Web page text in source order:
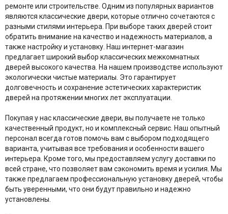
ремонте или строительстве. Одним из популярных вариантов
являются классические двери, которые отлично сочетаются с
разными стилями интерьера. При выборе таких дверей стоит
обратить внимание на качество и надежность материалов, а
также настройку и установку. Наш интернет-магазин
предлагает широкий выбор классических межкомнатных
дверей высокого качества. На нашем производстве используют
экологически чистые материалы. Это гарантирует
долговечность и сохранение эстетических характеристик
дверей на протяжении многих лет эксплуатации.
Покупая у нас классические двери, вы получаете не только
качественный продукт, но и комплексный сервис. Наш опытный
персонал всегда готов помочь вам с выбором подходящего
варианта, учитывая все требования и особенности вашего
интерьера. Кроме того, мы предоставляем услугу доставки по
всей стране, что позволяет вам сэкономить время и усилия. Мы
также предлагаем профессиональную установку дверей, чтобы
быть уверенными, что они будут правильно и надежно
установлены.